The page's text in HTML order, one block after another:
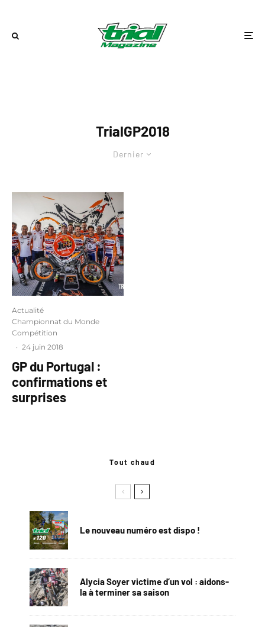
TrialGP2018
Dernier
Actualité
Championnat du Monde
Compétition
· 24 juin 2018
GP du Portugal :
confirmations et
surprises
Tout chaud
Le nouveau numéro est dispo !
Alycia Soyer victime d’un vol : aidons-
la à terminer sa saison